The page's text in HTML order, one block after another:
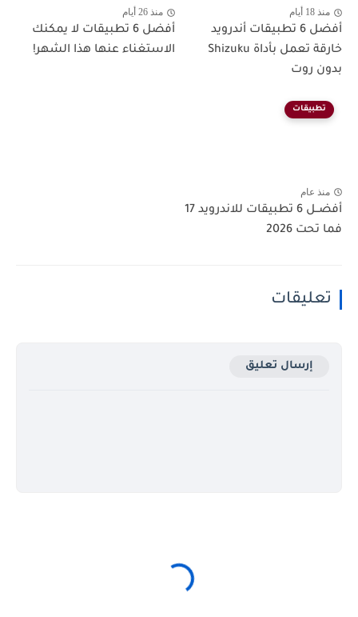
منذ 18 أيام
أفضل 6 تطبيقات أندرويد
خارقة تعمل بأداة Shizuku
بدون روت
منذ 26 أيام
أفضل 6 تطبيقات لا يمكنك
الاستغناء عنها هذا الشهر!
تطبيقات
منذ عام
أفضــل 6 تطبيقات للاندرويد 17
فما تحت 2026
تعليقات
إرسال تعليق